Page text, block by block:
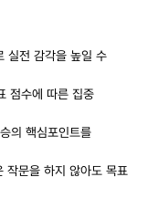
실전 감각을 높일 수
점수에 따른 집중
의 핵심포인트를
작문을 하지 않아도 목표